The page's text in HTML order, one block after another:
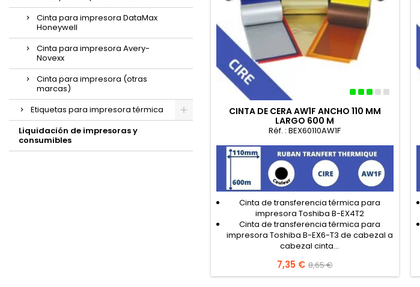
Cinta para impresora DataMax
Honeywell
Cinta para impresora Avery-
Novexx
Cinta para impresora (otras
marcas)
Etiquetas para impresora térmica
Liquidación de impresoras y
consumibles
CINTA DE CERA AW1F ANCHO 110 MM
LARGO 600 M
Réf. : BEX60110AW1F
Cinta de transferencia térmica para
impresora Toshiba B-EX4T2
Cinta de transferencia térmica para
impresora Toshiba B-EX6-T3 de cabezal a
cabezal cinta...
Precio
7,35 € Precio
base
8,65 €